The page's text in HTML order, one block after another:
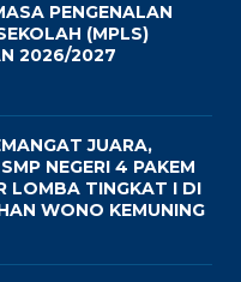
PENGENALAN
(MPLS)
2026/2027
JUARA,
NEGERI 4 PAKEM
LOMBA TINGKAT I DI
WONO KEMUNING